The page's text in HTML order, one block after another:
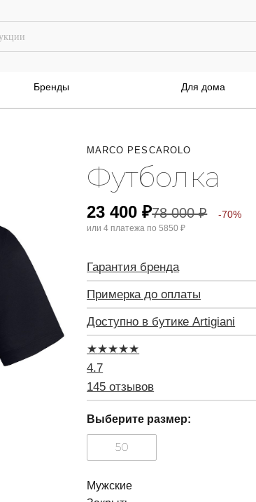
Бренды Для дома
MARCO PESCAROLO
Футболка
23 400₽78 000₽ -70%
или 4 платежа по5850 ₽
Гарантия бренда
Примерка до оплаты
Доступно в бутике Artigiani
★★★★★
4.7
145 отзывов
Выберите размер:
50
Мужские